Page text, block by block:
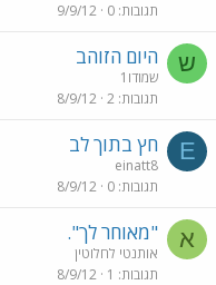
תגובות 0
9/9/12
ש היום הזוהב
שמודו1
תגובות 2
8/9/12
E חץ בתוך לב
einatt8
תגובות 0
8/9/12
א "מאוחר לך".
אותנטי לחלוטין
תגובות 1
8/9/12